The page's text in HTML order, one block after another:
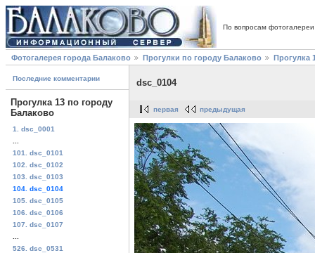
По вопросам
Фотогалерея города Балаково Прогулки по городу Балаково Прогулка
Последние комментарии
Прогулка 13 по городу
Балаково
1. dsc_0001
101. dsc_0101
102. dsc_0102
103. dsc_0103
104. dsc_0104
105. dsc_0105
106. dsc_0106
107. dsc_0107
526. dsc_0531
dsc_0104
первая предыдущая